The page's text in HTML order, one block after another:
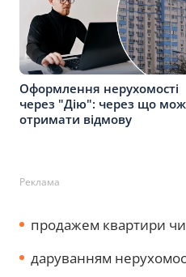
Оформлення нерухомості
через "Дію": через що
отримати відмову
Реклама
продажем квартири
даруванням